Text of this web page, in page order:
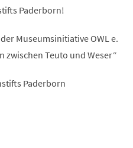
Paderborn!
Museumsinitiative OWL e.
zwischen Teuto und Weser“
Paderborn